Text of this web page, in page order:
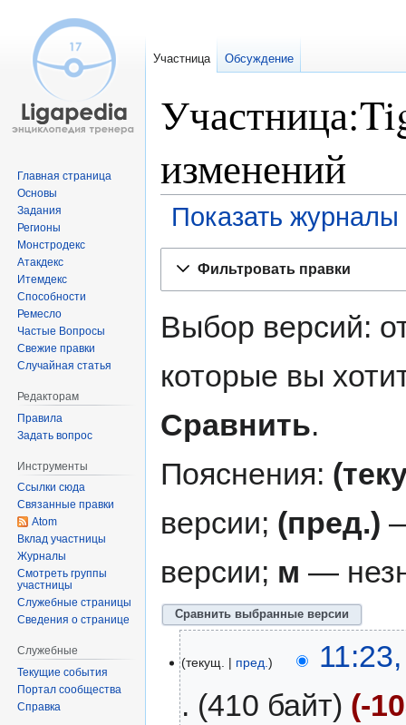
изменений
Показать
Фильтровать правки
Выбор версий:
которые вы
Сравнить.
Пояснения:
версии; (пред.)
версии; м —
текущ. пред.
410 байт
-
Участница Обсуждение
Главная страница
Основы
Задания
Регионы
Монстродекс
Атакдекс
Итемдекс
Способности
Ремесло
Частые Вопросы
Свежие правки
Случайная статья
Редакторам
Правила
Задать вопрос
Инструменты
Ссылки сюда
Связанные правки
Atom
Вклад участницы
Журналы
Смотреть группы
участницы
Служебные страницы
Сведения о странице
Служебные
Текущие события
Портал сообщества
Справка